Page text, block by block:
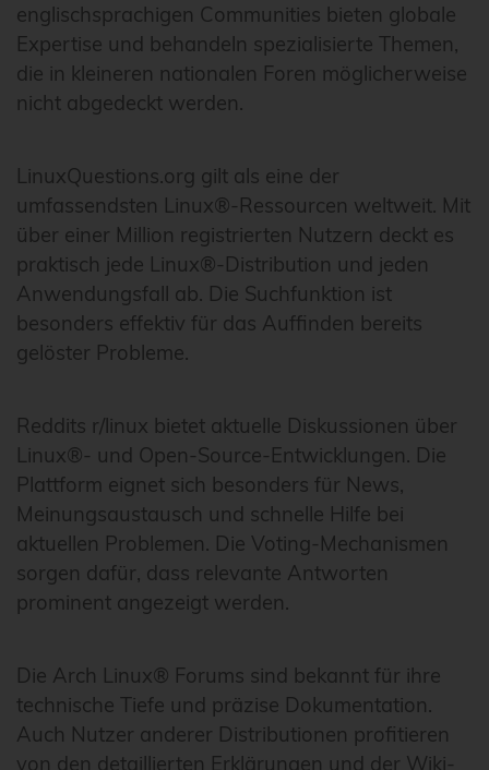
englischsprachigen Communities bieten globale
Expertise und behandeln spezialisierte Themen,
die in kleineren nationalen Foren möglicherweise
nicht abgedeckt werden.
LinuxQuestions.org gilt als eine der
umfassendsten Linux®-Ressourcen weltweit. Mit
über einer Million registrierten Nutzern deckt es
praktisch jede Linux®-Distribution und jeden
Anwendungsfall ab. Die Suchfunktion ist
besonders effektiv für das Auffinden bereits
gelöster Probleme.
Reddits r/linux bietet aktuelle Diskussionen über
Linux®- und Open-Source-Entwicklungen. Die
Plattform eignet sich besonders für News,
Meinungsaustausch und schnelle Hilfe bei
aktuellen Problemen. Die Voting-Mechanismen
sorgen dafür, dass relevante Antworten
prominent angezeigt werden.
Die Arch Linux® Forums sind bekannt für ihre
technische Tiefe und präzise Dokumentation.
Auch Nutzer anderer Distributionen profitieren
von den detaillierten Erklärungen und der Wiki-